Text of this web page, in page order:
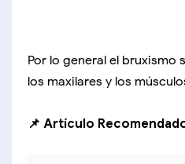
Por lo general el bruxismo
los maxilares y los
📌 Artículo